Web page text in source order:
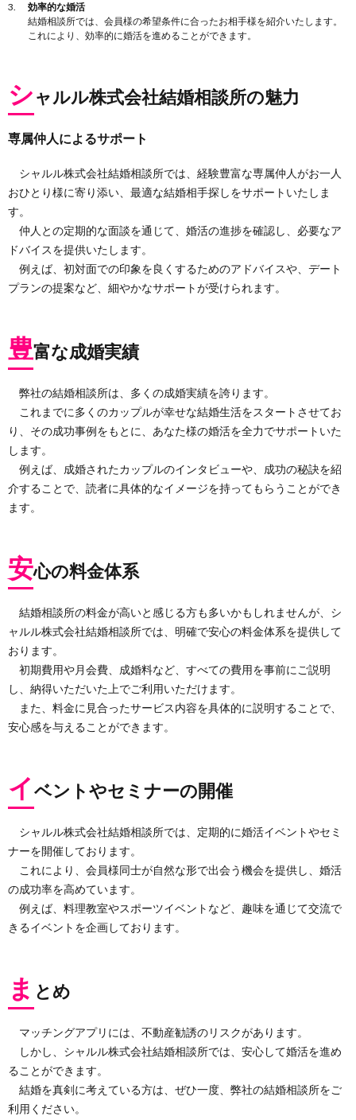
効率的な婚活
結婚相談所では、会員様の希望条件に合ったお相手様を紹介いたします。
これにより、効率的に婚活を進めることができます。
シャルル株式会社結婚相談所の魅力
専属仲人によるサポート
シャルル株式会社結婚相談所では、経験豊富な専属仲人がお一人
おひとり様に寄り添い、最適な結婚相手探しをサポートいたしま
す。
仲人との定期的な面談を通じて、婚活の進捗を確認し、必要なア
ドバイスを提供いたします。
例えば、初対面での印象を良くするためのアドバイスや、デート
プランの提案など、細やかなサポートが受けられます。
豊富な成婚実績
弊社の結婚相談所は、多くの成婚実績を誇ります。
これまでに多くのカップルが幸せな結婚生活をスタートさせてお
り、その成功事例をもとに、あなた様の婚活を全力でサポートいた
します。
例えば、成婚されたカップルのインタビューや、成功の秘訣を紹
介することで、読者に具体的なイメージを持ってもらうことができ
ます。
安心の料金体系
結婚相談所の料金が高いと感じる方も多いかもしれませんが、シ
ャルル株式会社結婚相談所では、明確で安心の料金体系を提供して
おります。
初期費用や月会費、成婚料など、すべての費用を事前にご説明
し、納得いただいた上でご利用いただけます。
また、料金に見合ったサービス内容を具体的に説明することで、
安心感を与えることができます。
イベントやセミナーの開催
シャルル株式会社結婚相談所では、定期的に婚活イベントやセミ
ナーを開催しております。
これにより、会員様同士が自然な形で出会う機会を提供し、婚活
の成功率を高めています。
例えば、料理教室やスポーツイベントなど、趣味を通じて交流で
きるイベントを企画しております。
ま とめ
マッチングアプリには、不動産勧誘のリスクがあります。
しかし、シャルル株式会社結婚相談所では、安心して婚活を進め
ることができます。
結婚を真剣に考えている方は、ぜひ一度、弊社の結婚相談所をご
利用ください。